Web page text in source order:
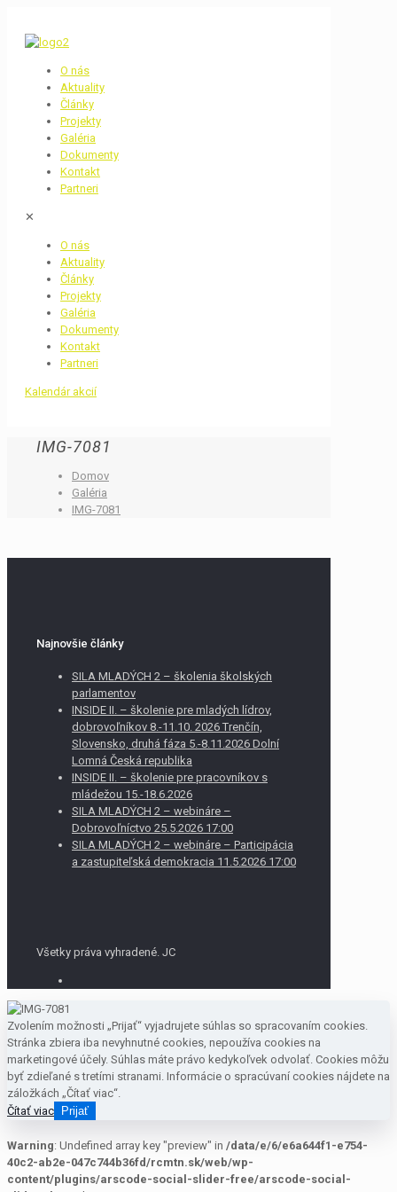
O nás
Aktuality
Články
Projekty
Galéria
Dokumenty
Kontakt
Partneri
✕
O nás
Aktuality
Články
Projekty
Galéria
Dokumenty
Kontakt
Partneri
Kalendár akcií
IMG-7081
Domov
Galéria
IMG-7081
Najnovšie články
SILA MLADÝCH 2 – školenia školských
parlamentov
INSIDE II. – školenie pre mladých lídrov,
dobrovoľníkov 8.-11.10. 2026 Trenčín,
Slovensko, druhá fáza 5.-8.11.2026 Dolní
Lomná Česká republika
INSIDE II. – školenie pre pracovníkov s
mládežou 15.-18.6.2026
SILA MLADÝCH 2 – webináre –
Dobrovoľníctvo 25.5.2026 17:00
SILA MLADÝCH 2 – webináre – Participácia
a zastupiteľská demokracia 11.5.2026 17:00
Všetky práva vyhradené. JC
Zvolením možnosti „Prijať“ vyjadrujete súhlas so spracovaním cookies.
Stránka zbiera iba nevyhnutné cookies, nepoužíva cookies na
marketingové účely. Súhlas máte právo kedykoľvek odvolať. Cookies môžu
byť zdieľané s tretími stranami. Informácie o spracúvaní cookies nájdete na
záložkách „Čítať viac“.
Čítať viac Prijať
Warning: Undefined array key "preview" in /data/e/6/e6a644f1-e754-
40c2-ab2e-047c744b36fd/rcmtn.sk/web/wp-
content/plugins/arscode-social-slider-free/arscode-social-